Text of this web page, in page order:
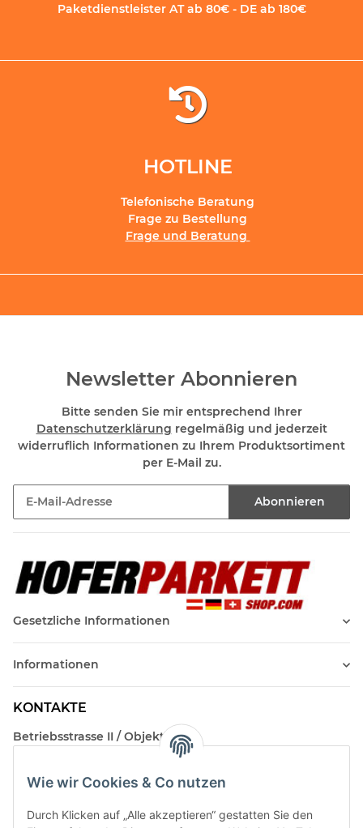
Wie wir Cookies & Co nutzen
Durch Klicken auf „Alle akzeptieren“ gestatten Sie den
Paketdienstleister AT ab 80€ - DE ab 180€
HOTLINE
Telefonische Beratung
Frage zu Bestellung
Frage und Beratung
Newsletter Abonnieren
Bitte senden Sie mir entsprechend Ihrer
Datenschutzerklärung regelmäßig und jederzeit
widerruflich Informationen zu Ihrem Produktsortiment
per E-Mail zu.
Abonnieren
Gesetzliche Informationen
Informationen
KONTAKTE
Betriebsstrasse II / Objekt 17
Kontakt